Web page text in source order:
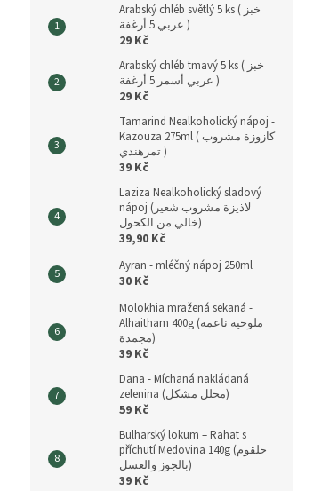
Arabský chléb světlý 5 ks ( خبز
عربي 5 أرغفة )
29 Kč
Arabský chléb tmavý 5 ks ( خبز
عربي أسمر 5 أرغفة )
29 Kč
Tamarind Nealkoholický nápoj -
Kazouza 275ml ( كازوزة مشروب
تمرهندي )
39 Kč
Laziza Nealkoholický sladový
nápoj (لاذيزة مشروب شعير
خالي من الكحول)
39,90 Kč
Ayran - mléčný nápoj 250ml
30 Kč
Molokhia mražená sekaná -
Alhaitham 400g (ملوخية ناعمة
مجمدة)
39 Kč
Dana - Míchaná nakládaná
zelenina (مخلل مشكل)
59 Kč
Bulharský lokum – Rahat s
příchutí Medovina 140g (حلقوم
بالجوز والعسل)
39 Kč